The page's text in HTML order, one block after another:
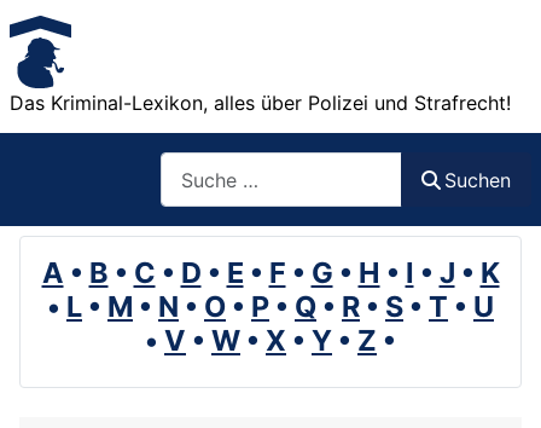
Das Kriminal-Lexikon, alles über Polizei und Strafrecht!
Suchen
A • B • C • D • E • F • G • H • I • J • K
• L • M • N • O • P • Q • R • S • T • U
• V • W • X • Y • Z •